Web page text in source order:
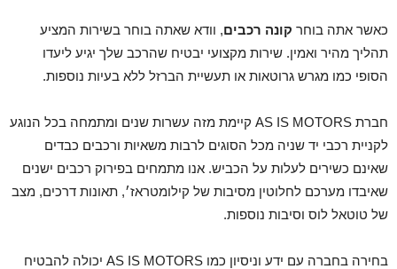
כאשר אתה בוחר קונה רכבים, וודא שאתה בוחר בשירות המציע
תהליך מהיר ואמין. שירות מקצועי יבטיח שהרכב שלך יגיע ליעדו
הסופי כמו מגרש גרוטאות או תעשיית הברזל ללא בעיות נוספות.
חברת AS IS MOTORS קיימת מזה עשרות שנים ומתמחה בכל הנוגע
לקניית רכבי יד שניה מכל הסוגים לרבות משאיות ורכבים כבדים
שאינם כשירים לעלות על הכביש. אנו מתמחים בפירוק רכבים ישנים
שאיבדו מערכם לחלוטין מסיבות של קילומטראז׳, תאונות דרכים, מצב
של טוטאל לוס וסיבות נוספות.
בחירה בחברה עם ידע וניסיון כמו AS IS MOTORS יכולה להבטיח